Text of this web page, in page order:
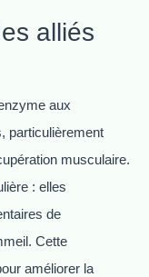
alliés
aux
particulièrement
musculaire.
: elles
de
Cette
améliorer la